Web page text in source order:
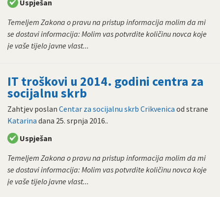
Uspješan
Temeljem Zakona o pravu na pristup informacija molim da mi
se dostavi informacija: Molim vas potvrdite količinu novca koje
je vaše tijelo javne vlast...
IT troškovi u 2014. godini centra za
socijalnu skrb
Zahtjev poslan Centar za socijalnu skrb Crikvenica od strane
Katarina dana 25. srpnja 2016..
Uspješan
Temeljem Zakona o pravu na pristup informacija molim da mi
se dostavi informacija: Molim vas potvrdite količinu novca koje
je vaše tijelo javne vlast...